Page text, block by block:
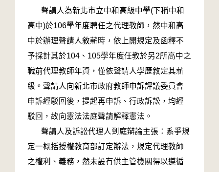
聲請人為新北市立中和高級中學(下稱中和
高中)於106學年度聘任之代理教師，然中和高
中於辦理聲請人敘薪時，依上開規定及函釋不
予採計其於104、105學年度任教於另2所高中之
職前代理教師年資，僅依聲請人學歷敘定其薪
級。聲請人向新北市政府教師申訴評議委員會
申訴經駁回後，提起再申訴、行政訴訟，均經
駁回，故向憲法法庭聲請解釋憲法。
聲請人及訴訟代理人到庭辯論主張：系爭規
定一概括授權教育部訂定辦法，規定代理教師
之權利、義務，然未設有供主管機關得以遵循